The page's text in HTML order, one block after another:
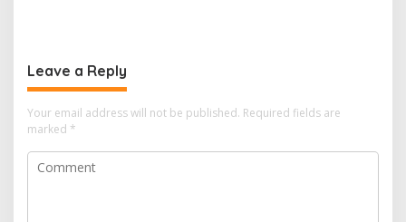
Leave a Reply
Your email address will not be published. Required fields are
marked *